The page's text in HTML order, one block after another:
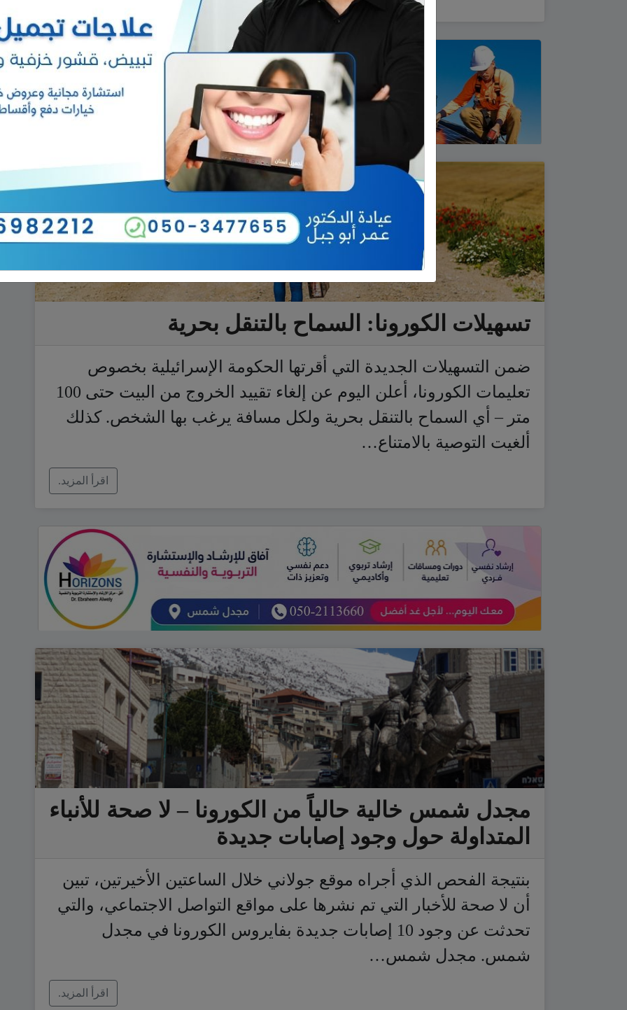
تسهيلات الكورونا: السماح بالتنقل بحرية
ضمن التسهيلات الجديدة التي أقرتها الحكومة الإسرائيلية بخصوص
تعليمات الكورونا، أعلن اليوم عن إلغاء تقييد الخروج من البيت حتى 100
متر – أي السماح بالتنقل بحرية ولكل مسافة يرغب بها الشخص. كذلك
ألغيت التوصية بالامتناع…
اقرأ المزيد.
مجدل شمس خالية حالياً من الكورونا – لا صحة للأنباء
المتداولة حول وجود إصابات جديدة
بنتيجة الفحص الذي أجراه موقع جولاني خلال الساعتين الأخيرتين، تبين
أن لا صحة للأخبار التي تم نشرها على مواقع التواصل الاجتماعي، والتي
تحدثت عن وجود 10 إصابات جديدة بفايروس الكورونا في مجدل
شمس. مجدل شمس…
اقرأ المزيد.